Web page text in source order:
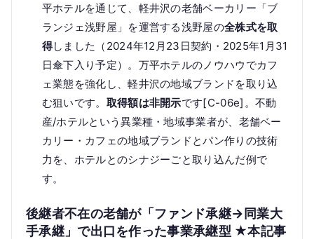
平ホテルを通じて、軽井沢の老舗ベーカリー「ブ
ランジェ浅野屋」を運営する浅野屋の全株式を取
得しました（2024年12月23日契約・2025年1月31
日傘下入り予定）。万平ホテルのノウハウでカフ
ェ業態を強化し、軽井沢の地域ブランドを取り込
む狙いです。 取得額は非開示です[C-06e]。不動
産/ホテルという異業種・地域事業者が、老舗ベー
カリー・カフェの地域ブランドとパン作りの技術
力を、ホテルとのシナジーごと取り込んだ例で
す。
後継者不在の老舗が「ファンド承継→同業大
手承継」で出口を作った事業承継型 ★本記事